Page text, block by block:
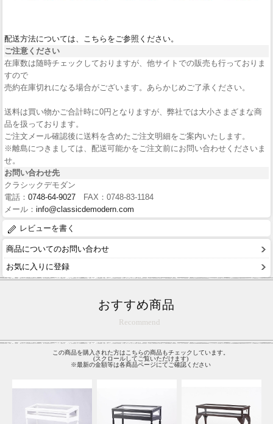
配送方法については、こちらをご参照ください。
ご注意ください
在庫数は随時チェックしておりますが、他サイトでの販売も行っておりま
すので
売約在庫切れになる場合がございます。あらかじめご了承ください。
送料は買い物かご合計時に0円となりますが、弊社では大小さまざまな商
品を扱っております。
ご注文メール確認後に送料を含めたご注文明細をご案内いたします。
※離島につきましては、配送可能かをご注文前にお問い合わせくださいま
せ。
お問い合わせ先
クラシックデモダン
電話： 0748-64-9027 FAX：0748-83-1184
メール： info@classicdemodern.com
レビューを書く
商品についてのお問い合わせ
お気に入りに登録
おすすめ商品
Recommend
この商品を購入された方はこちらの商品もチェックしています。
(スクロールしてご覧いただけます)
※最新の金額等は各商品ページにてご確認ください